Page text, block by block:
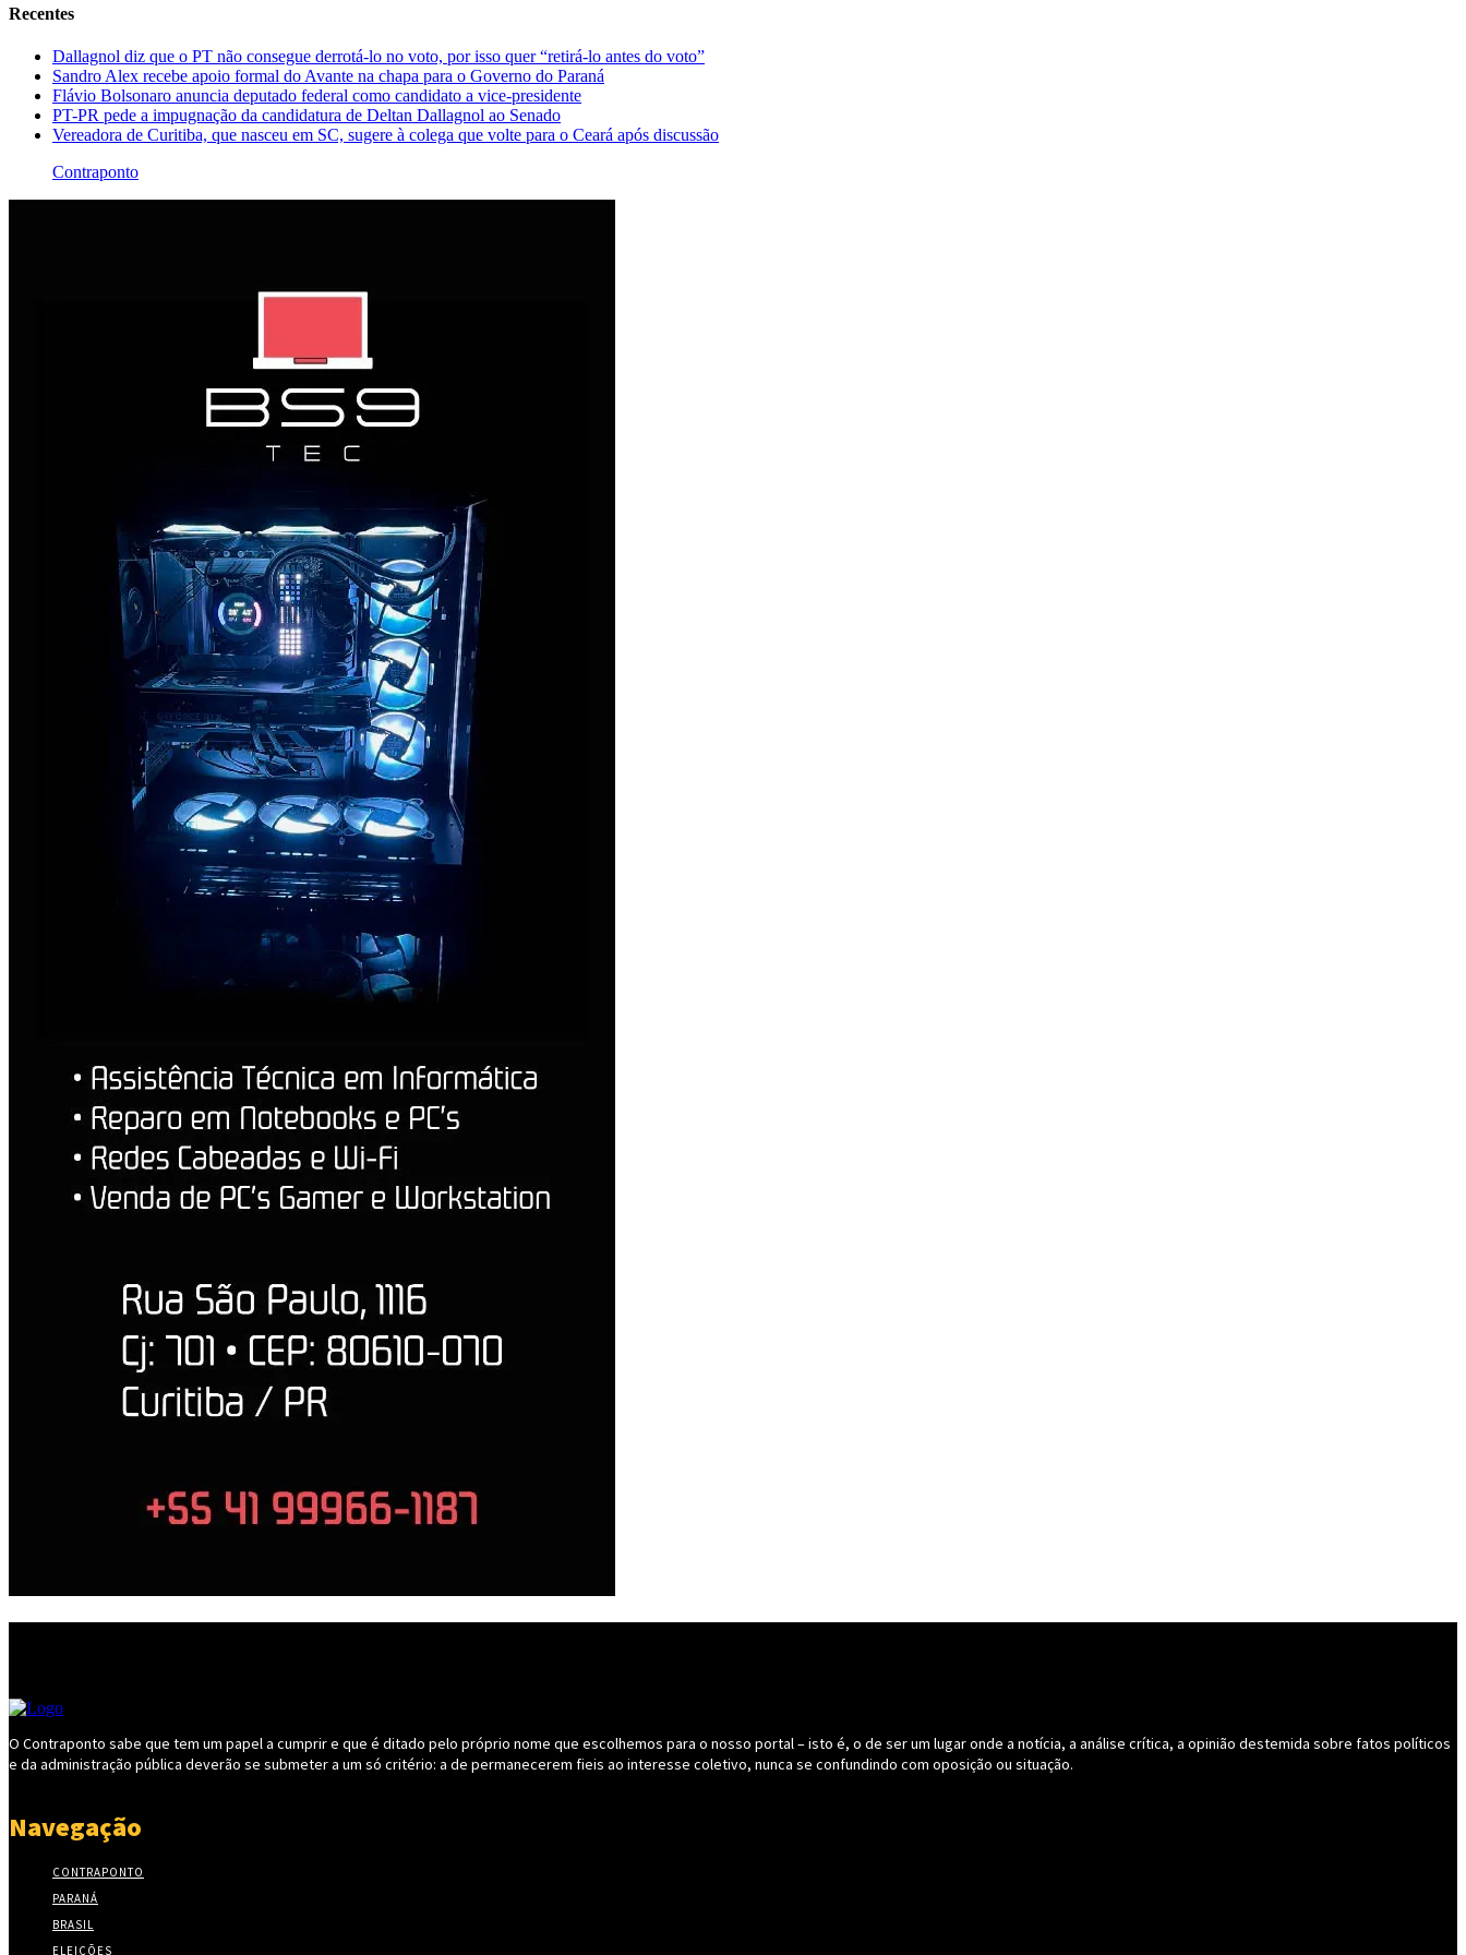
Recentes
Dallagnol diz que o PT não consegue derrotá-lo no voto, por isso quer “retirá-lo antes do voto”
Sandro Alex recebe apoio formal do Avante na chapa para o Governo do Paraná
Flávio Bolsonaro anuncia deputado federal como candidato a vice-presidente
PT-PR pede a impugnação da candidatura de Deltan Dallagnol ao Senado
Vereadora de Curitiba, que nasceu em SC, sugere à colega que volte para o Ceará após discussão
Contraponto
O Contraponto sabe que tem um papel a cumprir e que é ditado pelo próprio nome que escolhemos para o nosso portal – isto é, o de ser um lugar onde a notícia, a análise crítica, a opinião destemida sobre fatos políticos
e da administração pública deverão se submeter a um só critério: a de permanecerem fieis ao interesse coletivo, nunca se confundindo com oposição ou situação.
Navegação
CONTRAPONTO
PARANÁ
BRASIL
ELEIÇÕES